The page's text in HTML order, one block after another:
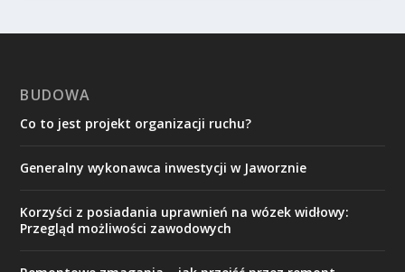
BUDOWA
Co to jest projekt organizacji ruchu?
Generalny wykonawca inwestycji w Jaworznie
Korzyści z posiadania uprawnień na wózek widłowy:
Przegląd możliwości zawodowych